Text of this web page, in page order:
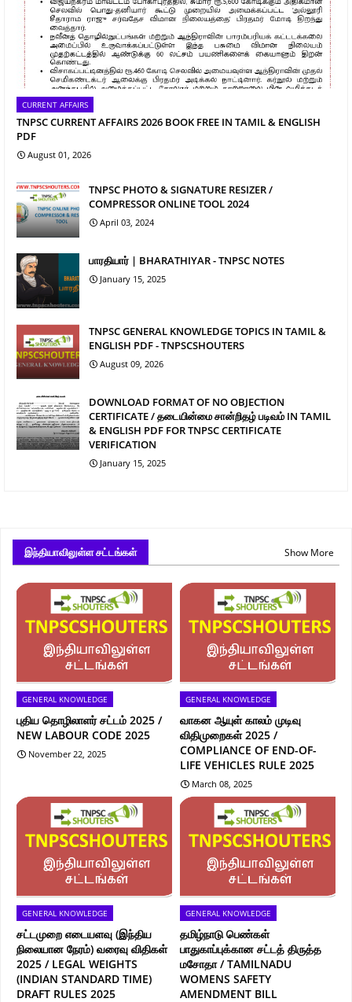
CURRENT AFFAIRS
TNPSC CURRENT AFFAIRS 2026 BOOK FREE IN TAMIL & ENGLISH
PDF
August 01, 2026
TNPSC PHOTO & SIGNATURE RESIZER /
COMPRESSOR ONLINE TOOL 2024
April 03, 2024
பாரதியார் | BHARATHIYAR - TNPSC NOTES
January 15, 2025
TNPSC GENERAL KNOWLEDGE TOPICS IN TAMIL &
ENGLISH PDF - TNPSCSHOUTERS
August 09, 2026
DOWNLOAD FORMAT OF NO OBJECTION
CERTIFICATE / தடையின்மை சான்றிதழ் படிவம் IN TAMIL
& ENGLISH PDF FOR TNPSC CERTIFICATE
VERIFICATION
January 15, 2025
இந்தியாவிலுள்ள சட்டங்கள் Show More
GENERAL KNOWLEDGE
புதிய தொழிலாளர் சட்டம் 2025 /
NEW LABOUR CODE 2025
November 22, 2025
GENERAL KNOWLEDGE
வாகன ஆயுள் காலம் முடிவு
விதிமுறைகள் 2025 /
COMPLIANCE OF END-OF-
LIFE VEHICLES RULE 2025
March 08, 2025
GENERAL KNOWLEDGE
சட்டமுறை எடையளவு (இந்திய
நிலையான நேரம்) வரைவு விதிகள்
2025 / LEGAL WEIGHTS
(INDIAN STANDARD TIME)
DRAFT RULES 2025
GENERAL KNOWLEDGE
தமிழ்நாடு பெண்கள்
பாதுகாப்புக்கான சட்டத் திருத்த
மசோதா / TAMILNADU
WOMENS SAFETY
AMENDMENT BILL